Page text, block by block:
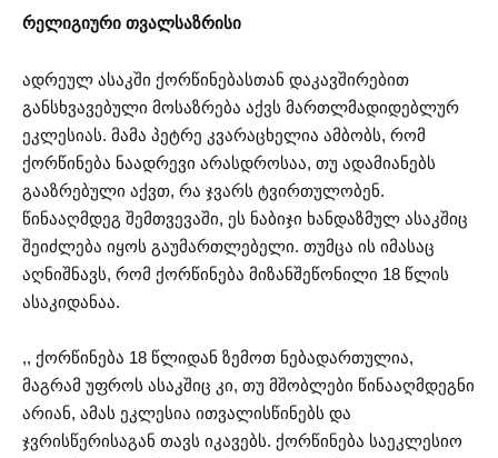
რელიგიური თვალსაზრისი
ადრეულ ასაკში ქორწინებასთან დაკავშირებით
განსხვავებული მოსაზრება აქვს მართლმადიდებლურ
ეკლესიას. მამა პეტრე კვარაცხელია ამბობს, რომ
ქორწინება ნაადრევი არასდროსაა, თუ ადამიანებს
გააზრებული აქვთ, რა ჯვარს ტვირთულობენ.
წინააღმდეგ შემთვევაში, ეს ნაბიჯი ხანდაზმულ ასაკშიც
შეიძლება იყოს გაუმართლებელი. თუმცა ის იმასაც
აღნიშნავს, რომ ქორწინება მიზანშეწონილი 18 წლის
ასაკიდანაა.
,, ქორწინება 18 წლიდან ზემოთ ნებადართულია,
მაგრამ უფროს ასაკშიც კი, თუ მშობლები წინააღმდეგნი
არიან, ამას ეკლესია ითვალისწინებს და
ჯვრისწერისაგან თავს იკავებს. ქორწინება საეკლესიო